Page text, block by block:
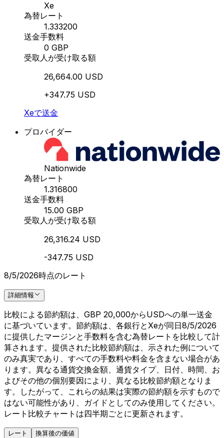
Xe
為替レート
1.333200
送金手数料
0 GBP
受取人が受け取る額
26,664.00 USD
+347.75 USD
Xeで送金
プロバイダー
Nationwide
為替レート
1.316800
送金手数料
15.00 GBP
受取人が受け取る額
26,316.24 USD
-347.75 USD
8/5/2026時点のレート
詳細情報
比較による節約額は、GBP 20,000からUSDへの単一送金
に基づいています。節約額は、各銀行とXeが同日8/5/2026
に提供したマージンと手数料を含む為替レートを比較して計
算されます。提供された比較節約額は、示された例について
のみ真実であり、すべての手数料や料金を含まない場合があ
ります。異なる通貨交換金額、通貨タイプ、日付、時間、お
よびその他の個別要因により、異なる比較節約額となりま
す。したがって、これらの結果は実際の節約額を示すもので
はない可能性があり、ガイドとしてのみ使用してください。
レート比較チャートは四半期ごとに更新されます。
レート 換算後の価値